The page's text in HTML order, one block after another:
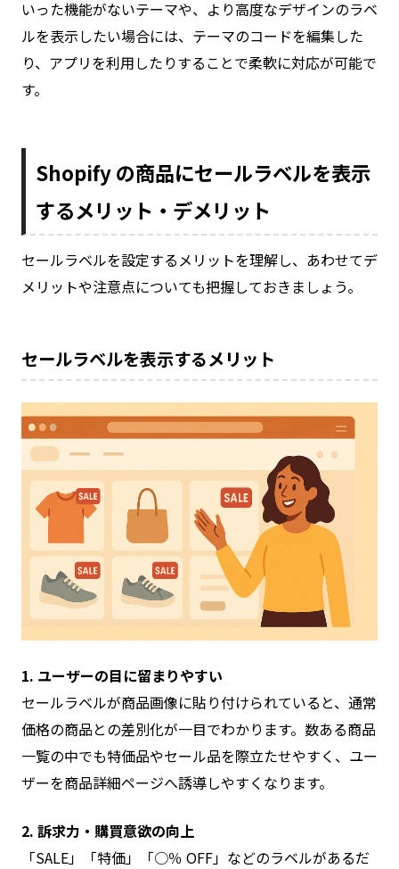
いった機能がないテーマや、より高度なデザインのラベ
ルを表示したい場合には、テーマのコードを編集した
り、アプリを利用したりすることで柔軟に対応が可能で
す。
Shopify の商品にセールラベルを表示
するメリット・デメリット
セールラベルを設定するメリットを理解し、あわせてデ
メリットや注意点についても把握しておきましょう。
セールラベルを表示するメリット
1. ユーザーの目に留まりやすい
セールラベルが商品画像に貼り付けられていると、通常
価格の商品との差別化が一目でわかります。数ある商品
一覧の中でも特価品やセール品を際立たせやすく、ユー
ザーを商品詳細ページへ誘導しやすくなります。
2. 訴求力・購買意欲の向上
「SALE」「特価」「○％ OFF」などのラベルがあるだ